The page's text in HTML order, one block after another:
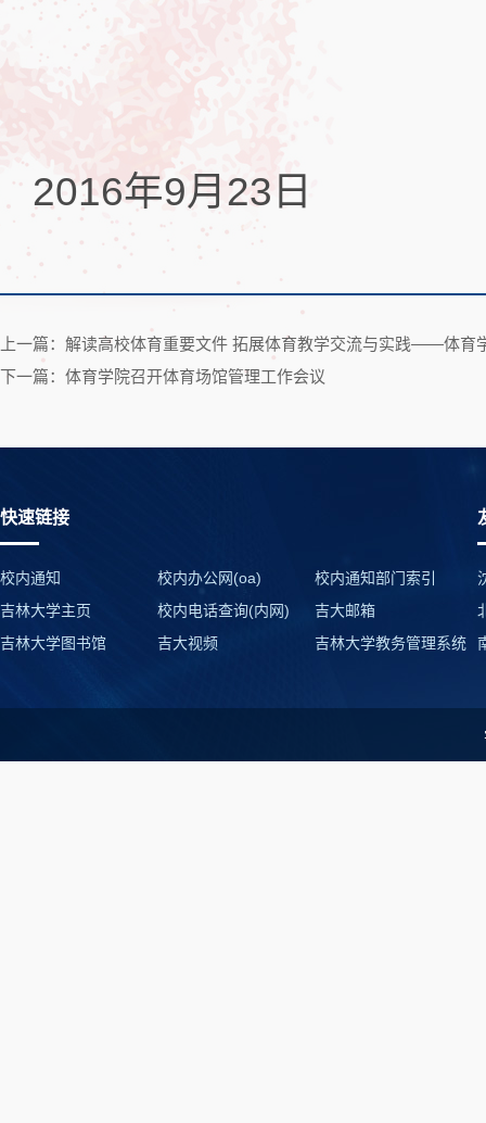
2016年9月23日
上一篇：解读高校体育重要文件 拓展体育教学交流与实践——体育
下一篇：体育学院召开体育场馆管理工作会议
快速链接
校内通知 校内办公网(oa)
校内通知部门索引
吉林大学主页
校内电话查询(内网)
吉大邮箱
吉林大学图书馆
吉大视频 吉林大学教务管理系统